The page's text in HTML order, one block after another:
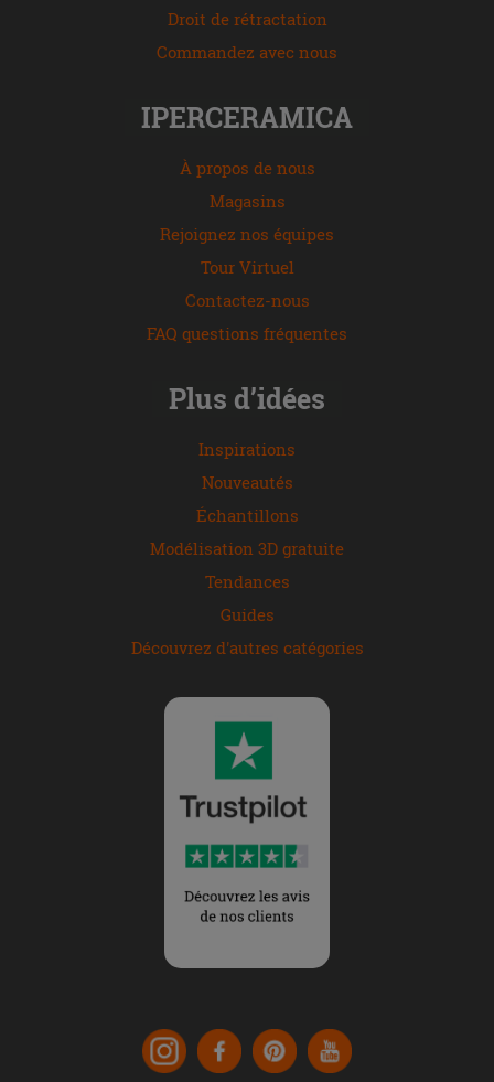
Droit de rétractation
Commandez avec nous
IPERCERAMICA
À propos de nous
Magasins
Rejoignez nos équipes
Tour Virtuel
Contactez-nous
FAQ questions fréquentes
Plus d’idées
Inspirations
Nouveautés
Échantillons
Modélisation 3D gratuite
Tendances
Guides
Découvrez d'autres catégories